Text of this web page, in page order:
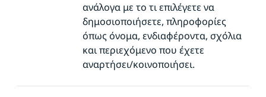
ανάλογα με το τι επιλέγετε να
δημοσιοποιήσετε, πληροφορίες
όπως όνομα, ενδιαφέροντα, σχόλια
και περιεχόμενο που έχετε
αναρτήσει/κοινοποιήσει.